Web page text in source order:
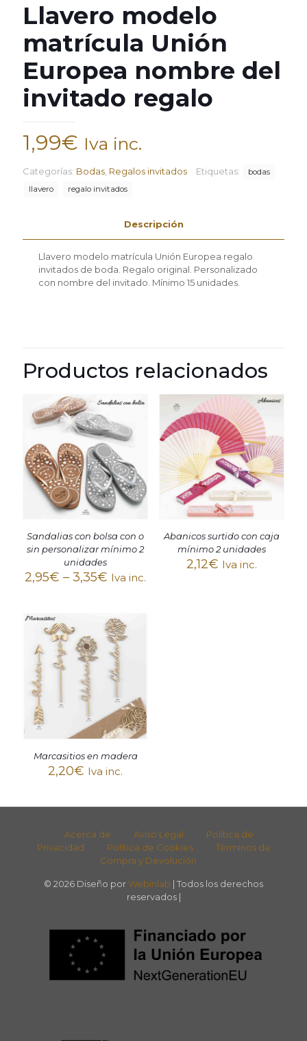
Llavero modelo
matrícula Unión
Europea nombre del
invitado regalo
1,99€ Iva inc.
Categorías: Bodas Regalos invitados Etiquetas:
bodas
llavero
regalo invitados
Descripción
Llavero modelo matrícula Unión Europea regalo
invitados de boda. Regalo original. Personalizado
con nombre del invitado. Mínimo 15 unidades.
Productos relacionados
Sandalias con bolsa con o
sin personalizar mínimo 2
unidades
2,95€ –3,35€ Iva inc.
Abanicos surtido con caja
mínimo 2 unidades
2,12€ Iva inc.
Marcasitios en madera
2,20€ Iva inc.
Acerca de Aviso Legal
Política de
Privacidad
Política de Cookies
Términos de
Compra y Devolución
© 2026 Diseño por Webinlab | Todos los derechos
reservados |